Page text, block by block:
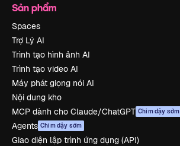
Sản phẩm
Spaces
Trợ Lý AI
Trình tạo hình ảnh AI
Trình tạo video AI
Máy phát giọng nói AI
Nội dung kho
MCP dành cho Claude/ChatGPT Chim dậy sớm
Agents Chim dậy sớm
Giao diện lập trình ứng dụng (API)